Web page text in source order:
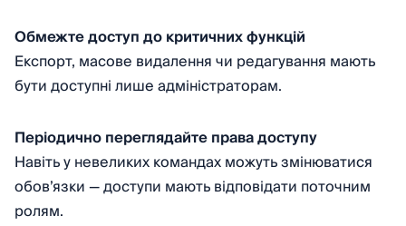
Обмежте доступ до критичних функцій
Експорт, масове видалення чи редагування мають
бути доступні лише адміністраторам.
Періодично переглядайте права доступу
Навіть у невеликих командах можуть змінюватися
обов’язки — доступи мають відповідати поточним
ролям.